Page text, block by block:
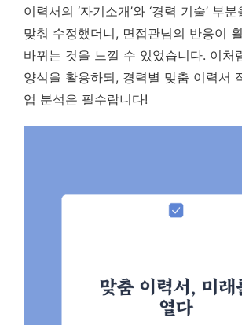
이력서의 ‘자기소개’와 ‘경력 기술’ 부
맞춰 수정했더니, 면접관님의 반응이
바뀌는 것을 느낄 수 있었습니다. 이처
양식을 활용하되, 경력별 맞춤 이력서
업 분석은 필수랍니다!